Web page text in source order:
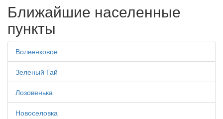
Ближайшие населенные
пункты
Волвенковое
Зеленый Гай
Лозовенька
Новоселовка